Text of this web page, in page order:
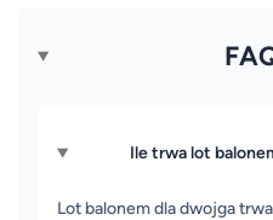
Ile trwa lot
Lot balonem dla dwojga